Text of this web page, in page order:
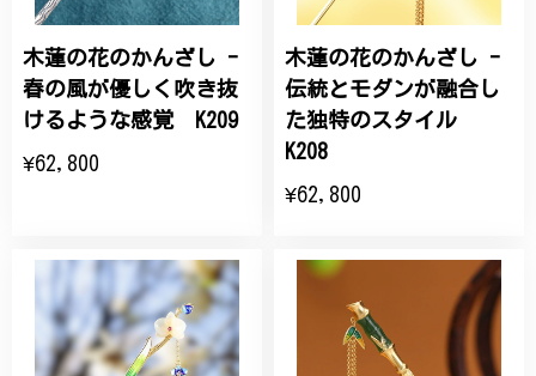
木蓮の花のかんざし -
春の風が優しく吹き抜
けるような感覚 K209
¥62,800
木蓮の花のかんざし -
伝統とモダンが融合し
た独特のスタイル
K208
¥62,800